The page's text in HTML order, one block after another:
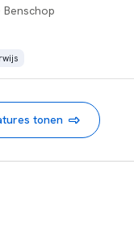
tonen